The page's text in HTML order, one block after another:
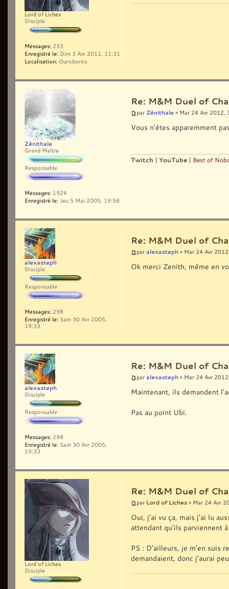
Lord of Liches
Disciple
Messages: 233
Enregistré le: Dim 3 Avr 2011, 11:31
Localisation: Ouroboros
Re: M&M Duel of
par Zénithale » Mar 24 Avr 2012,
Vous n'êtes apparemment
Twitch | YouTube | Best of
Zénithale
Grand Maître
Responsable
Messages: 1924
Enregistré le: Jeu 5 Mai 2005, 19:58
Re: M&M Duel of
par alexasteph » Mar 24 Avr
Ok merci Zenith, même en
alexasteph
Disciple
Responsable
Messages: 298
Enregistré le: Sam 30 Avr 2005,
19:33
Re: M&M Duel of
par alexasteph » Mar 24 Avr
Maintenant, ils demandent
Pas au point Ubi.
alexasteph
Disciple
Responsable
Messages: 298
Enregistré le: Sam 30 Avr 2005,
19:33
Re: M&M Duel of
par Lord of Liches » Mar 24 Avr
Oui, j'ai vu ça, mais j'ai lu
attendant qu'ils parviennent
PS : D'ailleurs, je m'en suis
demandaient, donc j'aurai
Lord of Liches
Disciple